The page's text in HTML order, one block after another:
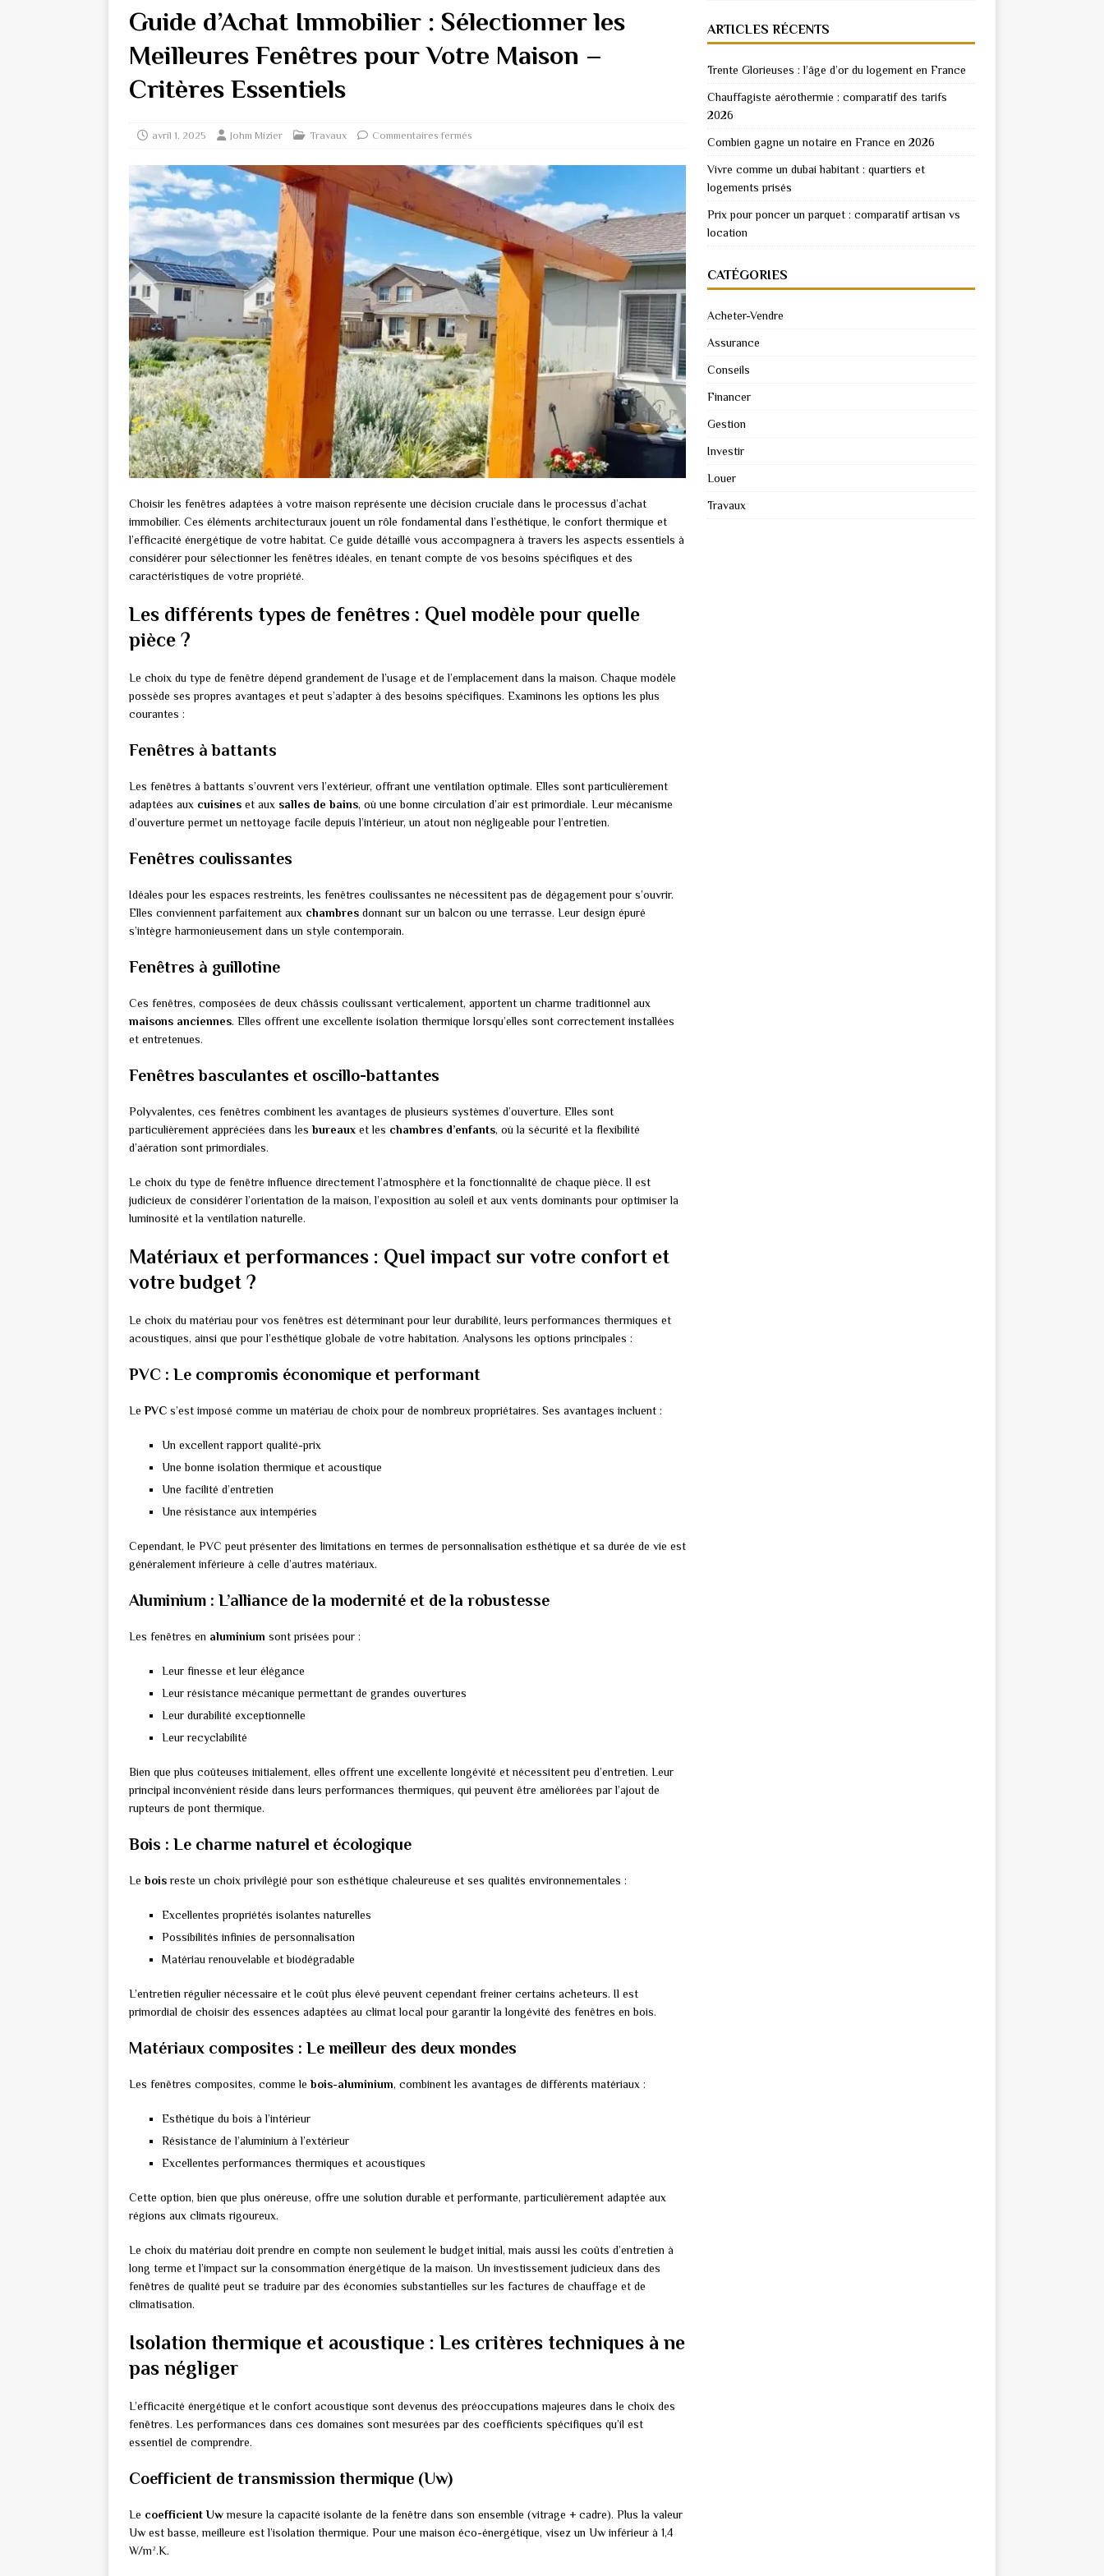
Guide d’Achat Immobilier : Sélectionner les
Meilleures Fenêtres pour Votre Maison –
Critères Essentiels
avril 1, 2025 Johm Mizier Travaux Commentaires fermés
Choisir les fenêtres adaptées à votre maison représente une décision cruciale dans le processus d’achat
immobilier. Ces éléments architecturaux jouent un rôle fondamental dans l’esthétique, le confort thermique et
l’efficacité énergétique de votre habitat. Ce guide détaillé vous accompagnera à travers les aspects essentiels à
considérer pour sélectionner les fenêtres idéales, en tenant compte de vos besoins spécifiques et des
caractéristiques de votre propriété.
Les différents types de fenêtres : Quel modèle pour quelle
pièce ?
Le choix du type de fenêtre dépend grandement de l’usage et de l’emplacement dans la maison. Chaque modèle
possède ses propres avantages et peut s’adapter à des besoins spécifiques. Examinons les options les plus
courantes :
Fenêtres à battants
Les fenêtres à battants s’ouvrent vers l’extérieur, offrant une ventilation optimale. Elles sont particulièrement
adaptées aux cuisines et aux salles de bains, où une bonne circulation d’air est primordiale. Leur mécanisme
d’ouverture permet un nettoyage facile depuis l’intérieur, un atout non négligeable pour l’entretien.
Fenêtres coulissantes
Idéales pour les espaces restreints, les fenêtres coulissantes ne nécessitent pas de dégagement pour s’ouvrir.
Elles conviennent parfaitement aux chambres donnant sur un balcon ou une terrasse. Leur design épuré
s’intègre harmonieusement dans un style contemporain.
Fenêtres à guillotine
Ces fenêtres, composées de deux châssis coulissant verticalement, apportent un charme traditionnel aux
maisons anciennes. Elles offrent une excellente isolation thermique lorsqu’elles sont correctement installées
et entretenues.
Fenêtres basculantes et oscillo-battantes
Polyvalentes, ces fenêtres combinent les avantages de plusieurs systèmes d’ouverture. Elles sont
particulièrement appréciées dans lesbureaux et les chambres d’enfants, où la sécurité et la flexibilité
d’aération sont primordiales.
Le choix du type de fenêtre influence directement l’atmosphère et la fonctionnalité de chaque pièce. Il est
judicieux de considérer l’orientation de la maison, l’exposition au soleil et aux vents dominants pour optimiser la
luminosité et la ventilation naturelle.
Matériaux et performances : Quel impact sur votre confort et
votre budget ?
Le choix du matériau pour vos fenêtres est déterminant pour leur durabilité, leurs performances thermiques et
acoustiques, ainsi que pour l’esthétique globale de votre habitation. Analysons les options principales :
PVC : Le compromis économique et performant
LePVC s’est imposé comme un matériau de choix pour de nombreux propriétaires. Ses avantages incluent :
Un excellent rapport qualité-prix
Une bonne isolation thermique et acoustique
Une facilité d’entretien
Une résistance aux intempéries
Cependant, le PVC peut présenter des limitations en termes de personnalisation esthétique et sa durée de vie est
généralement inférieure à celle d’autres matériaux.
Aluminium : L’alliance de la modernité et de la robustesse
Les fenêtres en aluminium sont prisées pour :
Leur finesse et leur élégance
Leur résistance mécanique permettant de grandes ouvertures
Leur durabilité exceptionnelle
Leur recyclabilité
Bien que plus coûteuses initialement, elles offrent une excellente longévité et nécessitent peu d’entretien. Leur
principal inconvénient réside dans leurs performances thermiques, qui peuvent être améliorées par l’ajout de
rupteurs de pont thermique.
Bois : Le charme naturel et écologique
Leboisreste un choix privilégié pour son esthétique chaleureuse et ses qualités environnementales :
Excellentes propriétés isolantes naturelles
Possibilités infinies de personnalisation
Matériau renouvelable et biodégradable
L’entretien régulier nécessaire et le coût plus élevé peuvent cependant freiner certains acheteurs. Il est
primordial de choisir des essences adaptées au climat local pour garantir la longévité des fenêtres en bois.
Matériaux composites : Le meilleur des deux mondes
Les fenêtres composites, comme lebois-aluminium, combinent les avantages de différents matériaux :
Esthétique du bois à l’intérieur
Résistance de l’aluminium à l’extérieur
Excellentes performances thermiques et acoustiques
Cette option, bien que plus onéreuse, offre une solution durable et performante, particulièrement adaptée aux
régions aux climats rigoureux.
Le choix du matériau doit prendre en compte non seulement le budget initial, mais aussi les coûts d’entretien à
long terme et l’impact sur la consommation énergétique de la maison. Un investissement judicieux dans des
fenêtres de qualité peut se traduire par des économies substantielles sur les factures de chauffage et de
climatisation.
Isolation thermique et acoustique : Les critères techniques à ne
pas négliger
L’efficacité énergétique et le confort acoustique sont devenus des préoccupations majeures dans le choix des
fenêtres. Les performances dans ces domaines sont mesurées par des coefficients spécifiques qu’il est
essentiel de comprendre.
Coefficient de transmission thermique (Uw)
Le coefficient Uwmesure la capacité isolante de la fenêtre dans son ensemble (vitrage + cadre). Plus la valeur
Uw est basse, meilleure est l’isolation thermique. Pour une maison éco-énergétique, visez un Uw inférieur à 1,4
W/m².K.
ARTICLES RÉCENTS
Trente Glorieuses : l’âge d’or du logement en France
Chauffagiste aérothermie : comparatif des tarifs
2026
Combien gagne un notaire en France en 2026
Vivre comme un dubai habitant : quartiers et
logements prisés
Prix pour poncer un parquet : comparatif artisan vs
location
CATÉGORIES
Acheter-Vendre
Assurance
Conseils
Financer
Gestion
Investir
Louer
Travaux